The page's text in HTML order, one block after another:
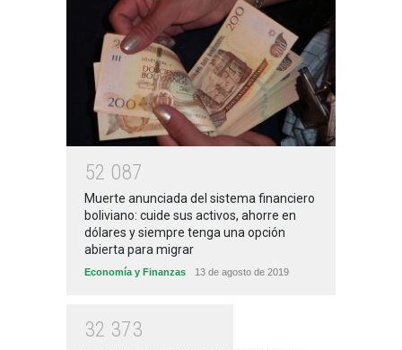
52 087
Muerte anunciada del sistema financiero
boliviano: cuide sus activos, ahorre en
dólares y siempre tenga una opción
abierta para migrar
Economía y Finanzas 13 de agosto de 2019
32 373